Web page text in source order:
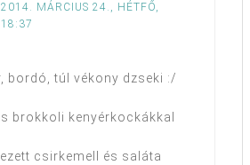
2014. MÁRCIUS 24., HÉTFŐ,
18:37
bordó, túl vékony dzseki :/
brokkoli kenyérkockákkal
csirkemell és saláta